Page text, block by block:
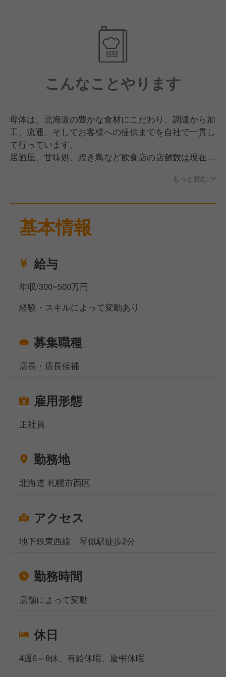
こんなことやります
母体は、北海道の豊かな食材にこだわり、調達から加
工、流通、そしてお客様への提供までを自社で一貫し
て行っています。
居酒屋、甘味処、焼き鳥など飲食店の店舗数は現在約
さをご提供することを目指す企業です。
現在、北海道にある居酒屋にて店長候補を募集してい
生から丁寧に焼き上げるつくねが自慢の人気店です。
セントラルキッチンを導入し、社員が主にマネジメン
ト業務を担当しています。
店舗運営の全体を把握し、マネジメントに集中できる
居酒屋でのマネジメント経験がある方や、これから店
長を目指したい方を歓迎します。
す。
あります。
お休みは4週6～8日休みです。
続年数手当、社員旅行、外部研修、持ち株制度など、
北海道の食文化を広める一員として、新たなキャリア
当社サイト、フーズラボ・エージェントですがこのほ
かにも飲食店の求人を多数揃えております。
地元で働きたい方、都心部で働きたいけど引っ越しの
ご相談ください！
相談窓口事務所は東京、大阪、名古屋、福岡の4拠点
になりますが、WEB面談も実施しており、飲食専門
もっと読む
基本情報
給与
年収/300~500万円
経験・スキルによって変動あり
募集職種
店長・店長候補
雇用形態
正社員
勤務地
北海道 札幌市西区
アクセス
地下鉄東西線 琴似駅徒歩2分
勤務時間
店舗によって変動
休日
4週6～8休、有給休暇、慶弔休暇